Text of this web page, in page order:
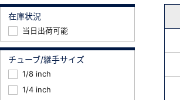
在庫状況
当日出荷可能
チューブ/継手サイズ
1/8 inch
1/4 inch